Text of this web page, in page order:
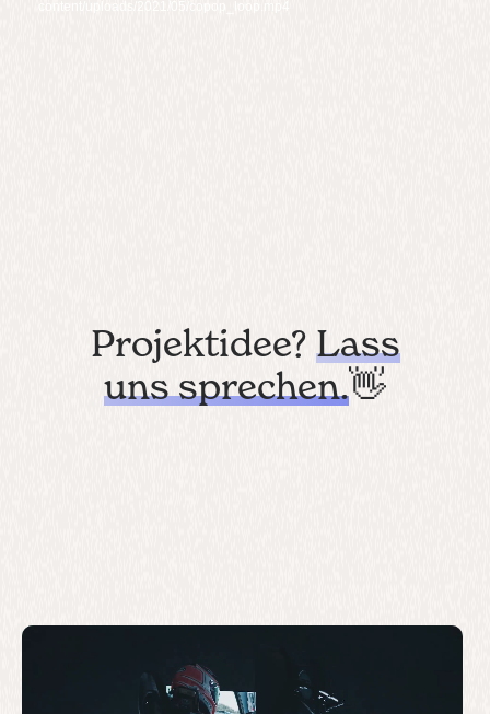
Projektidee? Lass
uns sprechen.👋